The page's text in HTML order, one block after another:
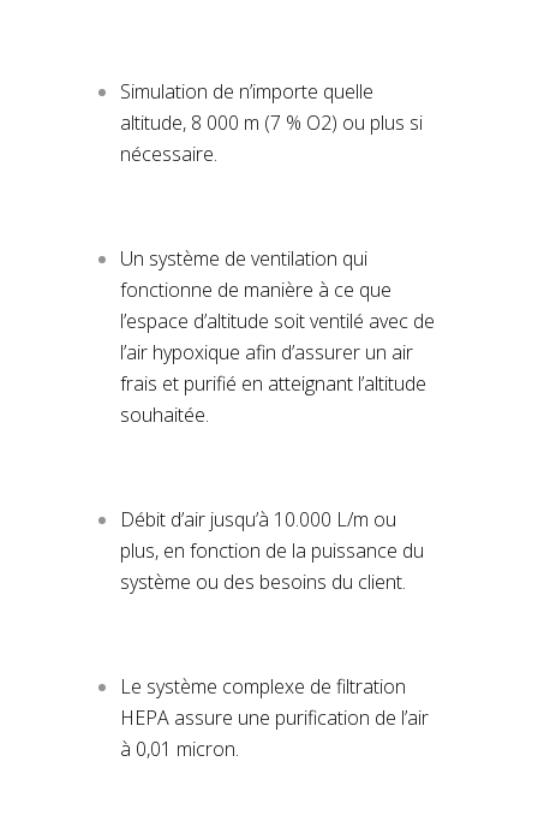
Simulation de n’importe quelle
altitude, 8 000 m (7 % O2) ou plus si
nécessaire.
Un système de ventilation qui
fonctionne de manière à ce que
l’espace d’altitude soit ventilé avec de
l’air hypoxique afin d’assurer un air
frais et purifié en atteignant l’altitude
souhaitée.
Débit d’air jusqu’à 10.000 L/m ou
plus, en fonction de la puissance du
système ou des besoins du client.
Le système complexe de filtration
HEPA assure une purification de l’air
à 0,01 micron.